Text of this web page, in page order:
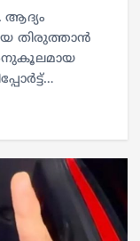
ആദ്യം
തിരുത്താൻ
അനുകൂലമായ